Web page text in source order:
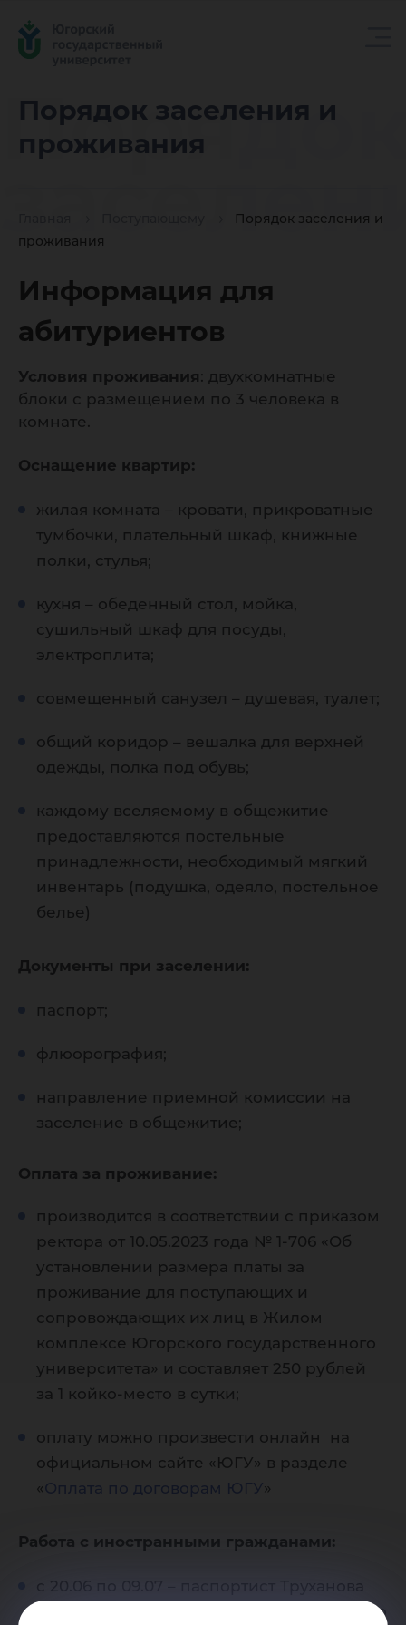
Порядок заселения и
проживания
Порядок заселения и
проживания
Информация для
абитуриентов
Условия проживания: двухкомнатные
блоки с размещением по 3 человека в
комнате.
Оснащение квартир:
жилая комната – кровати, прикроватные
тумбочки, плательный шкаф, книжные
полки, стулья;
кухня – обеденный стол, мойка,
сушильный шкаф для посуды,
электроплита;
совмещенный санузел – душевая, туалет;
общий коридор – вешалка для верхней
одежды, полка под обувь;
каждому вселяемому в общежитие
предоставляются постельные
принадлежности, необходимый мягкий
инвентарь (подушка, одеяло, постельное
белье)
Документы при заселении:
паспорт;
флюорография;
направление приемной комиссии на
заселение в общежитие;
Оплата за проживание:
производится в соответствии с приказом
ректора от 10.05.2023 года № 1-706 «Об
установлении размера платы за
проживание для поступающих и
сопровождающих их лиц в Жилом
комплексе Югорского государственного
университета» и составляет 250 рублей
за 1 койко-место в сутки;
оплату можно произвести онлайн на
официальном сайте «ЮГУ» в разделе
«Оплата по договорам ЮГУ»
Работа с иностранными гражданами:
с 20.06 по 09.07 – паспортист Труханова
Людмила Васильевна, общежитие жилого